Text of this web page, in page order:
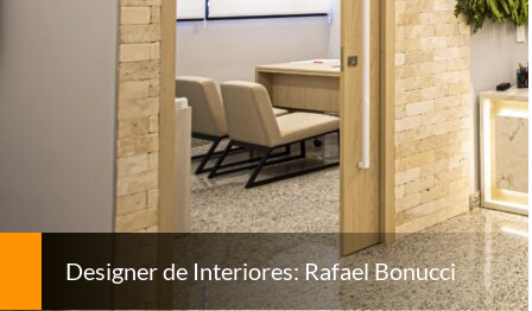
Designer de Interiores: Rafael Bonucci